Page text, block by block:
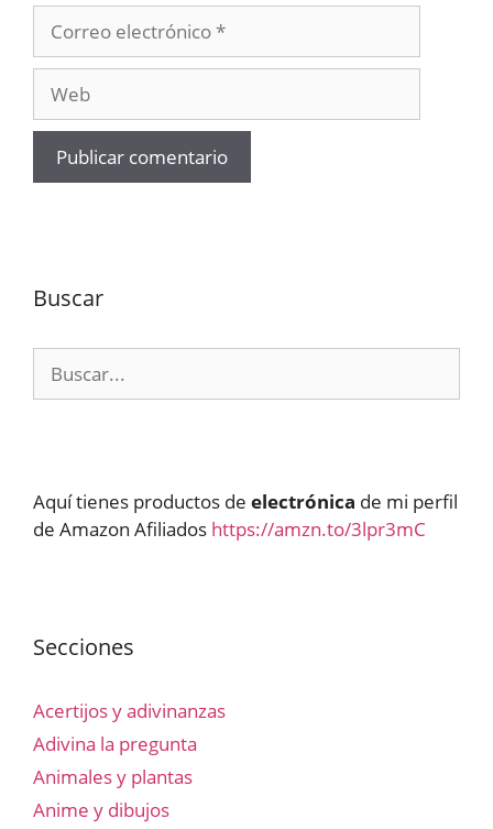
electrónico
Buscar
Aquí tienes productos de electrónica de mi perfil
de Amazon Afiliados https://amzn.to/3lpr3mC
Secciones
Acertijos y adivinanzas
Adivina la pregunta
Animales y plantas
Anime y dibujos